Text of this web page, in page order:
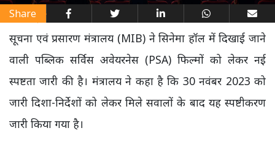
Share
सूचना एवं प्रसारण मंत्रालय (MIB) ने सिनेमा हॉल में दिखाई जाने
वाली पब्लिक सर्विस अवेयरनेस (PSA) फिल्मों को लेकर नई
स्पष्टता जारी की है। मंत्रालय ने कहा है कि 30 नवंबर 2023 को
जारी दिशा-निर्देशों को लेकर मिले सवालों के बाद यह स्पष्टीकरण
जारी किया गया है।